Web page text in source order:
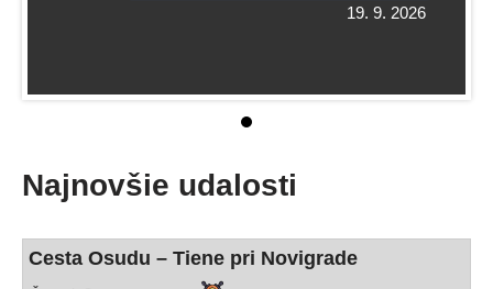
19. 9. 2026
Najnovšie udalosti
Cesta Osudu – Tiene pri Novigrade